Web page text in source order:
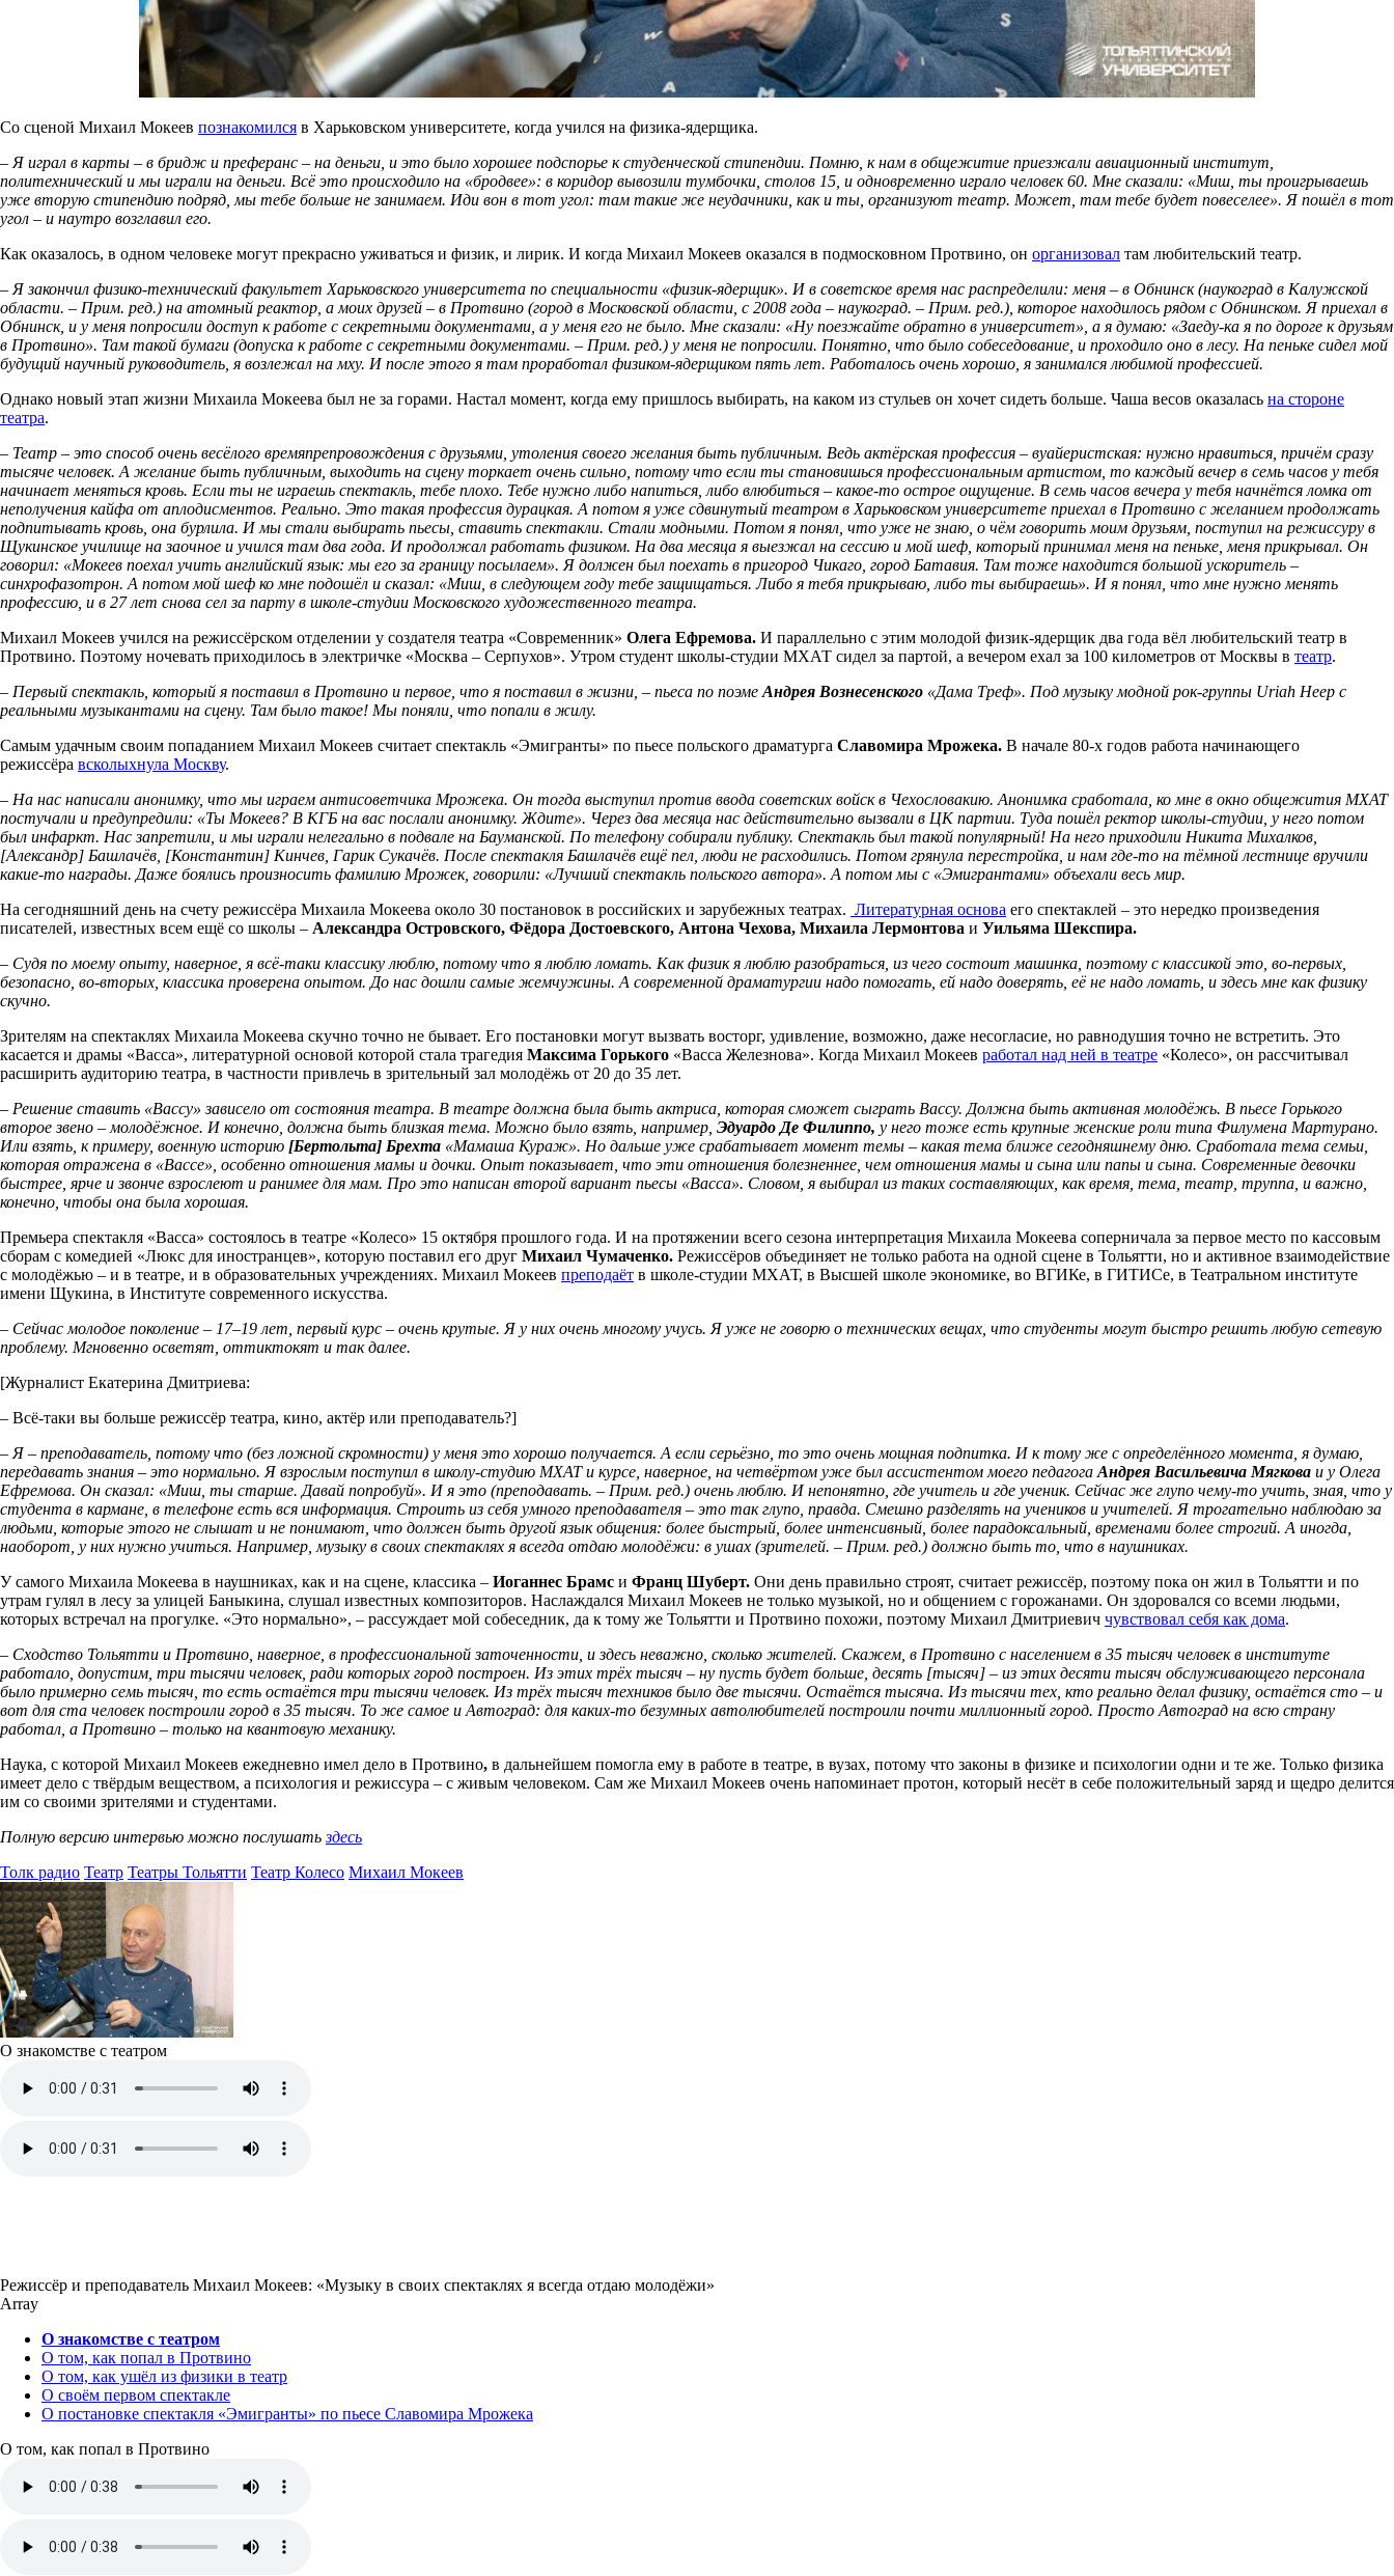
Со сценой Михаил Мокеев познакомился в Харьковском университете, когда учился на физика-ядерщика.
– Я играл в карты – в бридж и преферанс – на деньги, и это было хорошее подспорье к студенческой стипендии. Помню, к нам в общежитие приезжали авиационный институт,
политехнический и мы играли на деньги. Всё это происходило на «бродвее»: в коридор вывозили тумбочки, столов 15, и одновременно играло человек 60. Мне сказали: «Миш, ты проигрываешь
уже вторую стипендию подряд, мы тебе больше не занимаем. Иди вон в тот угол: там такие же неудачники, как и ты, организуют театр. Может, там тебе будет повеселее». Я пошёл в тот
угол – и наутро возглавил его.
Как оказалось, в одном человеке могут прекрасно уживаться и физик, и лирик. И когда Михаил Мокеев оказался в подмосковном Протвино, он организовал там любительский театр.
– Я закончил физико-технический факультет Харьковского университета по специальности «физик-ядерщик». И в советское время нас распределили: меня – в Обнинск (наукоград в Калужской
области. – Прим. ред.) на атомный реактор, а моих друзей – в Протвино (город в Московской области, с 2008 года – наукоград. – Прим. ред.), которое находилось рядом с Обнинском. Я приехал в
Обнинск, и у меня попросили доступ к работе с секретными документами, а у меня его не было. Мне сказали: «Ну поезжайте обратно в университет», а я думаю: «Заеду-ка я по дороге к друзьям
в Протвино». Там такой бумаги (допуска к работе с секретными документами. – Прим. ред.) у меня не попросили. Понятно, что было собеседование, и проходило оно в лесу. На пеньке сидел мой
будущий научный руководитель, я возлежал на мху. И после этого я там проработал физиком-ядерщиком пять лет. Работалось очень хорошо, я занимался любимой профессией.
Однако новый этап жизни Михаила Мокеева был не за горами. Настал момент, когда ему пришлось выбирать, на каком из стульев он хочет сидеть больше. Чаша весов оказалась на стороне
театра.
– Театр – это способ очень весёлого времяпрепровождения с друзьями, утоления своего желания быть публичным. Ведь актёрская профессия – вуайеристская: нужно нравиться, причём сразу
тысяче человек. А желание быть публичным, выходить на сцену торкает очень сильно, потому что если ты становишься профессиональным артистом, то каждый вечер в семь часов у тебя
начинает меняться кровь. Если ты не играешь спектакль, тебе плохо. Тебе нужно либо напиться, либо влюбиться – какое-то острое ощущение. В семь часов вечера у тебя начнётся ломка от
неполучения кайфа от аплодисментов. Реально. Это такая профессия дурацкая. А потом я уже сдвинутый театром в Харьковском университете приехал в Протвино с желанием продолжать
подпитывать кровь, она бурлила. И мы стали выбирать пьесы, ставить спектакли. Стали модными. Потом я понял, что уже не знаю, о чём говорить моим друзьям, поступил на режиссуру в
Щукинское училище на заочное и учился там два года. И продолжал работать физиком. На два месяца я выезжал на сессию и мой шеф, который принимал меня на пеньке, меня прикрывал. Он
говорил: «Мокеев поехал учить английский язык: мы его за границу посылаем». Я должен был поехать в пригород Чикаго, город Батавия. Там тоже находится большой ускоритель –
синхрофазотрон. А потом мой шеф ко мне подошёл и сказал: «Миш, в следующем году тебе защищаться. Либо я тебя прикрываю, либо ты выбираешь». И я понял, что мне нужно менять
профессию, и в 27 лет снова сел за парту в школе-студии Московского художественного театра.
Михаил Мокеев учился на режиссёрском отделении у создателя театра «Современник» Олега Ефремова. И параллельно с этим молодой физик-ядерщик два года вёл любительский театр в
Протвино. Поэтому ночевать приходилось в электричке «Москва – Серпухов». Утром студент школы-студии МХАТ сидел за партой, а вечером ехал за 100 километров от Москвы в театр.
– Первый спектакль, который я поставил в Протвино и первое, что я поставил в жизни, – пьеса по поэме Андрея Вознесенского «Дама Треф». Под музыку модной рок-группы Uriah Heep с
реальными музыкантами на сцену. Там было такое! Мы поняли, что попали в жилу.
Самым удачным своим попаданием Михаил Мокеев считает спектакль «Эмигранты» по пьесе польского драматурга Славомира Мрожека. В начале 80-х годов работа начинающего
режиссёра всколыхнула Москву.
– На нас написали анонимку, что мы играем антисоветчика Мрожека. Он тогда выступил против ввода советских войск в Чехословакию. Анонимка сработала, ко мне в окно общежития МХАТ
постучали и предупредили: «Ты Мокеев? В КГБ на вас послали анонимку. Ждите». Через два месяца нас действительно вызвали в ЦК партии. Туда пошёл ректор школы-студии, у него потом
был инфаркт. Нас запретили, и мы играли нелегально в подвале на Бауманской. По телефону собирали публику. Спектакль был такой популярный! На него приходили Никита Михалков,
[Александр] Башлачёв, [Константин] Кинчев, Гарик Сукачёв. После спектакля Башлачёв ещё пел, люди не расходились. Потом грянула перестройка, и нам где-то на тёмной лестнице вручили
какие-то награды. Даже боялись произносить фамилию Мрожек, говорили: «Лучший спектакль польского автора». А потом мы с «Эмигрантами» объехали весь мир.
На сегодняшний день на счету режиссёра Михаила Мокеева около 30 постановок в российских и зарубежных театрах. Литературная основа его спектаклей – это нередко произведения
писателей, известных всем ещё со школы – Александра Островского, Фёдора Достоевского, Антона Чехова, Михаила Лермонтова и Уильяма Шекспира.
– Судя по моему опыту, наверное, я всё-таки классику люблю, потому что я люблю ломать. Как физик я люблю разобраться, из чего состоит машинка, поэтому с классикой это, во-первых,
безопасно, во-вторых, классика проверена опытом. До нас дошли самые жемчужины. А современной драматургии надо помогать, ей надо доверять, её не надо ломать, и здесь мне как физику
скучно.
Зрителям на спектаклях Михаила Мокеева скучно точно не бывает. Его постановки могут вызвать восторг, удивление, возможно, даже несогласие, но равнодушия точно не встретить. Это
касается и драмы «Васса», литературной основой которой стала трагедия Максима Горького «Васса Железнова». Когда Михаил Мокеев работал над ней в театре «Колесо», он рассчитывал
расширить аудиторию театра, в частности привлечь в зрительный зал молодёжь от 20 до 35 лет.
– Решение ставить «Вассу» зависело от состояния театра. В театре должна была быть актриса, которая сможет сыграть Вассу. Должна быть активная молодёжь. В пьесе Горького
второе звено – молодёжное. И конечно, должна быть близкая тема. Можно было взять, например, Эдуардо Де Филиппо, у него тоже есть крупные женские роли типа Филумена Мартурано.
Или взять, к примеру, военную историю [Бертольта] Брехта «Мамаша Кураж». Но дальше уже срабатывает момент темы – какая тема ближе сегодняшнему дню. Сработала тема семьи,
которая отражена в «Вассе», особенно отношения мамы и дочки. Опыт показывает, что эти отношения болезненнее, чем отношения мамы и сына или папы и сына. Современные девочки
быстрее, ярче и звонче взрослеют и ранимее для мам. Про это написан второй вариант пьесы «Васса». Словом, я выбирал из таких составляющих, как время, тема, театр, труппа, и важно,
конечно, чтобы она была хорошая.
Премьера спектакля «Васса» состоялось в театре «Колесо» 15 октября прошлого года. И на протяжении всего сезона интерпретация Михаила Мокеева соперничала за первое место по кассовым
сборам с комедией «Люкс для иностранцев», которую поставил его друг Михаил Чумаченко. Режиссёров объединяет не только работа на одной сцене в Тольятти, но и активное взаимодействие
с молодёжью – и в театре, и в образовательных учреждениях. Михаил Мокеев преподаёт в школе-студии МХАТ, в Высшей школе экономике, во ВГИКе, в ГИТИСе, в Театральном институте
имени Щукина, в Институте современного искусства.
– Сейчас молодое поколение – 17–19 лет, первый курс – очень крутые. Я у них очень многому учусь. Я уже не говорю о технических вещах, что студенты могут быстро решить любую сетевую
проблему. Мгновенно осветят, оттиктокят и так далее.
[Журналист Екатерина Дмитриева:
– Всё-таки вы больше режиссёр театра, кино, актёр или преподаватель?]
– Я – преподаватель, потому что (без ложной скромности) у меня это хорошо получается. А если серьёзно, то это очень мощная подпитка. И к тому же с определённого момента, я думаю,
передавать знания – это нормально. Я взрослым поступил в школу-студию МХАТ и курсе, наверное, на четвёртом уже был ассистентом моего педагога Андрея Васильевича Мягкова и у Олега
Ефремова. Он сказал: «Миш, ты старше. Давай попробуй». И я это (преподавать. – Прим. ред.) очень люблю. И непонятно, где учитель и где ученик. Сейчас же глупо чему-то учить, зная, что у
студента в кармане, в телефоне есть вся информация. Строить из себя умного преподавателя – это так глупо, правда. Смешно разделять на учеников и учителей. Я трогательно наблюдаю за
людьми, которые этого не слышат и не понимают, что должен быть другой язык общения: более быстрый, более интенсивный, более парадоксальный, временами более строгий. А иногда,
наоборот, у них нужно учиться. Например, музыку в своих спектаклях я всегда отдаю молодёжи: в ушах (зрителей. – Прим. ред.) должно быть то, что в наушниках.
У самого Михаила Мокеева в наушниках, как и на сцене, классика – Иоганнес Брамс и Франц Шуберт. Они день правильно строят, считает режиссёр, поэтому пока он жил в Тольятти и по
утрам гулял в лесу за улицей Баныкина, слушал известных композиторов. Наслаждался Михаил Мокеев не только музыкой, но и общением с горожанами. Он здоровался со всеми людьми,
которых встречал на прогулке. «Это нормально», – рассуждает мой собеседник, да к тому же Тольятти и Протвино похожи, поэтому Михаил Дмитриевич чувствовал себя как дома.
– Сходство Тольятти и Протвино, наверное, в профессиональной заточенности, и здесь неважно, сколько жителей. Скажем, в Протвино с населением в 35 тысяч человек в институте
работало, допустим, три тысячи человек, ради которых город построен. Из этих трёх тысяч – ну пусть будет больше, десять [тысяч] – из этих десяти тысяч обслуживающего персонала
было примерно семь тысяч, то есть остаётся три тысячи человек. Из трёх тысяч техников было две тысячи. Остаётся тысяча. Из тысячи тех, кто реально делал физику, остаётся сто – и
вот для ста человек построили город в 35 тысяч. То же самое и Автоград: для каких-то безумных автолюбителей построили почти миллионный город. Просто Автоград на всю страну
работал, а Протвино – только на квантовую механику.
Наука, с которой Михаил Мокеев ежедневно имел дело в Протвино, в дальнейшем помогла ему в работе в театре, в вузах, потому что законы в физике и психологии одни и те же. Только физика
имеет дело с твёрдым веществом, а психология и режиссура – с живым человеком. Сам же Михаил Мокеев очень напоминает протон, который несёт в себе положительный заряд и щедро делится
им со своими зрителями и студентами.
Полную версию интервью можно послушатьздесь
Толк радио Театр Театры Тольятти Театр Колесо Михаил Мокеев
О знакомстве с театром
Режиссёр и преподаватель Михаил Мокеев: «Музыку в своих спектаклях я всегда отдаю молодёжи»
Array
О знакомстве с театром
О том, как попал в Протвино
О том, как ушёл из физики в театр
О своём первом спектакле
О постановке спектакля «Эмигранты» по пьесе Славомира Мрожека
О том, как попал в Протвино